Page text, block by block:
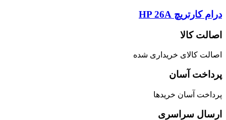
درام کارتریچ HP 26A
اصالت کالا
اصالت کالای خریداری شده
پرداخت آسان
پرداخت آسان خریدها
ارسال سراسری